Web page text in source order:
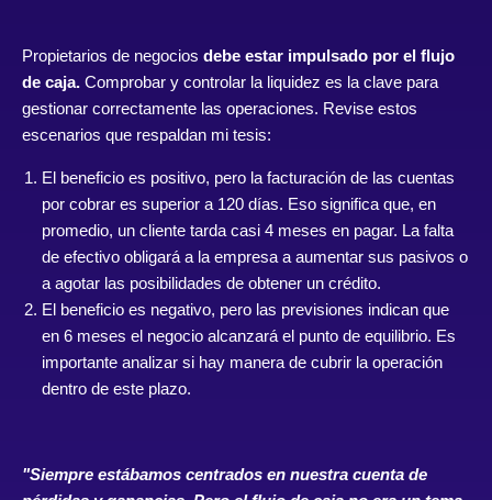
Propietarios de negocios debe estar impulsado por el flujo
de caja. Comprobar y controlar la liquidez es la clave para
gestionar correctamente las operaciones. Revise estos
escenarios que respaldan mi tesis:
El beneficio es positivo, pero la facturación de las cuentas
por cobrar es superior a 120 días. Eso significa que, en
promedio, un cliente tarda casi 4 meses en pagar. La falta
de efectivo obligará a la empresa a aumentar sus pasivos o
a agotar las posibilidades de obtener un crédito.
El beneficio es negativo, pero las previsiones indican que
en 6 meses el negocio alcanzará el punto de equilibrio. Es
importante analizar si hay manera de cubrir la operación
dentro de este plazo.
"Siempre estábamos centrados en nuestra cuenta de